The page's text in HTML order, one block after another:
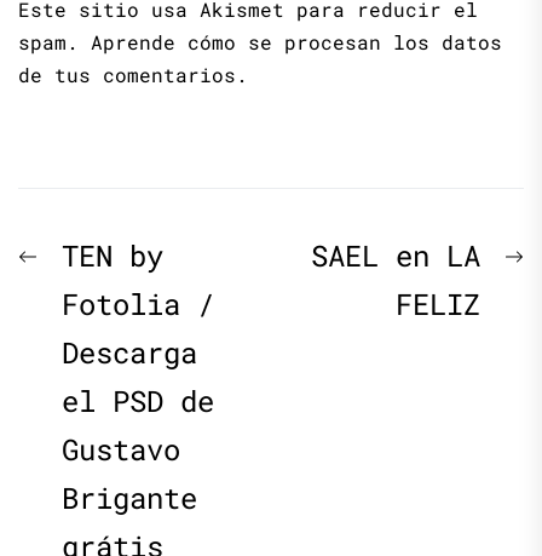
Este sitio usa Akismet para reducir el
spam. Aprende cómo se procesan los datos
de tus comentarios.
Navegación
de
entradas
Previous
post:
TEN by
Fotolia /
Descarga
el PSD de
Gustavo
Brigante
grátis
SAEL en LA
FELIZ